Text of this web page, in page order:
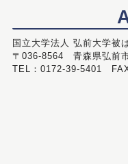
国立大学法人 弘前大学被
〒036-8564 青森県弘前
TEL：0172-39-5401